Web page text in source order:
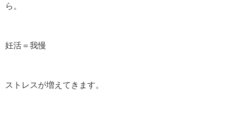
ら。
妊活＝我慢
ストレスが増えてきます。